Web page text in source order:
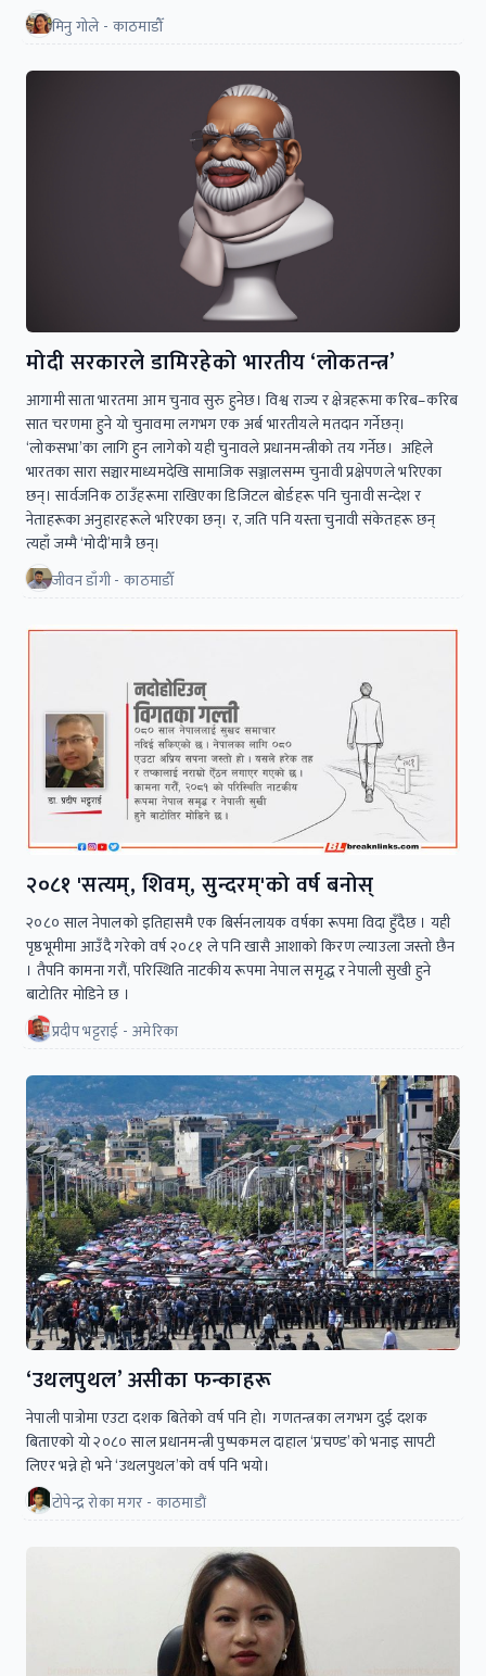
मिनु गोले - काठमाडौँ
मोदी सरकारले डामिरहेको भारतीय ‘लोकतन्त्र’
आगामी साता भारतमा आम चुनाव सुरु हुनेछ। विश्व राज्य र क्षेत्रहरूमा करिब–करिब
सात चरणमा हुने यो चुनावमा लगभग एक अर्ब भारतीयले मतदान गर्नेछन्।
‘लोकसभा’का लागि हुन लागेको यही चुनावले प्रधानमन्त्रीको तय गर्नेछ। अहिले
भारतका सारा सञ्चारमाध्यमदेखि सामाजिक सञ्जालसम्म चुनावी प्रक्षेपणले भरिएका
छन्। सार्वजनिक ठाउँहरूमा राखिएका डिजिटल बोर्डहरू पनि चुनावी सन्देश र
नेताहरूका अनुहारहरूले भरिएका छन्। र, जति पनि यस्ता चुनावी संकेतहरू छन्
त्यहाँ जम्मै ‘मोदी’मात्रै छन्।
जीवन डाँगी - काठमाडाैँ
२०८१ 'सत्यम्, शिवम्, सुन्दरम्'को वर्ष बनोस्
२०८० साल नेपालको इतिहासमै एक बिर्सनलायक वर्षका रूपमा विदा हुँदैछ । यही
पृष्ठभूमीमा आउँदै गरेको वर्ष २०८१ ले पनि खासै आशाको किरण ल्याउला जस्तो छैन
। तैपनि कामना गरौं, परिस्थिति नाटकीय रूपमा नेपाल समृद्ध र नेपाली सुखी हुने
बाटोतिर मोडिने छ ।
प्रदीप भट्टराई - अमेरिका
‘उथलपुथल’ असीका फन्काहरू
नेपाली पात्रोमा एउटा दशक बितेको वर्ष पनि हो। गणतन्त्रका लगभग दुई दशक
बिताएको यो २०८० साल प्रधानमन्त्री पुष्पकमल दाहाल ‘प्रचण्ड’को भनाइ सापटी
लिएर भन्ने हो भने ‘उथलपुथल’को वर्ष पनि भयो।
टोपेन्द्र रोका मगर - काठमाडाैं